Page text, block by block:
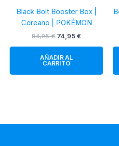
Black Bolt Booster Box |
Coreano | POKÉMON
84,95€ El
era:
74,95 €El
AÑADIR AL
CARRITO